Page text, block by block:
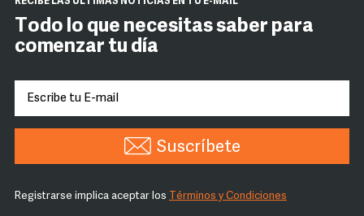
RECIBE LAS ÚLTIMAS NOTICIAS EN TU E-MAIL
Todo lo que necesitas saber para
comenzar tu día
Suscríbete
Registrarse implica aceptar los Términos y Condiciones